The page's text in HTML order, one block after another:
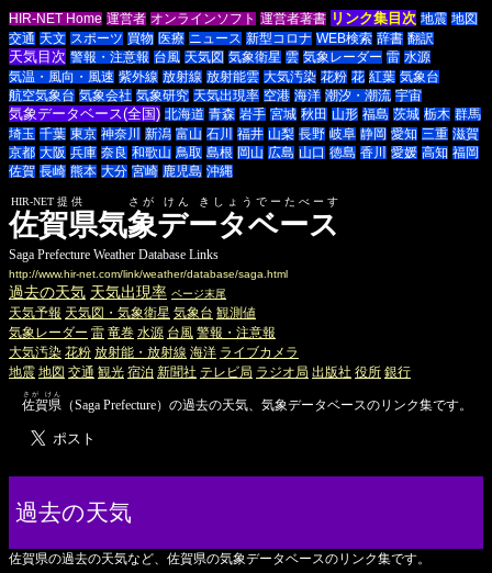
HIR-NET Home 運営者 オンラインソフト 運営者著書 リンク集目次 地震 地図
交通 天文 スポーツ 買物 医療 ニュース 新型コロナ WEB検索 辞書 翻訳
天気目次 警報・注意報 台風 天気図 気象衛星 雲 気象レーダー 雷 水源
気温・風向・風速 紫外線 放射線 放射能雲 大気汚染 花粉 花 紅葉 気象台
航空気象台 気象会社 気象研究 天気出現率 空港 海洋 潮汐・潮流 宇宙
気象データベース(全国) 北海道 青森 岩手 宮城 秋田 山形 福島 茨城 栃木 群馬
埼玉 千葉 東京 神奈川 新潟 富山 石川 福井 山梨 長野 岐阜 静岡 愛知 三重 滋賀
京都 大阪 兵庫 奈良 和歌山 鳥取 島根 岡山 広島 山口 徳島 香川 愛媛 高知 福岡
佐賀 長崎 熊本 大分 宮崎 鹿児島 沖縄
佐賀県気象データベース
HIR-NET提供 さが けん きしょうでーたべーす
Saga Prefecture Weather Database Links
http://www.hir-net.com/link/weather/database/saga.html
過去の天気 天気出現率 ページ末尾
天気予報 天気図・気象衛星 気象台 観測値
気象レーダー 雷 竜巻 水源 台風 警報・注意報
大気汚染 花粉 放射能・放射線 海洋 ライブカメラ
地震 地図 交通 観光 宿泊 新聞社 テレビ局 ラジオ局 出版社 役所 銀行
佐賀県
さが けん
（Saga Prefecture）の過去の天気、気象データベースのリンク集です。
過去の天気
佐賀県の過去の天気など、佐賀県の気象データベースのリンク集です。